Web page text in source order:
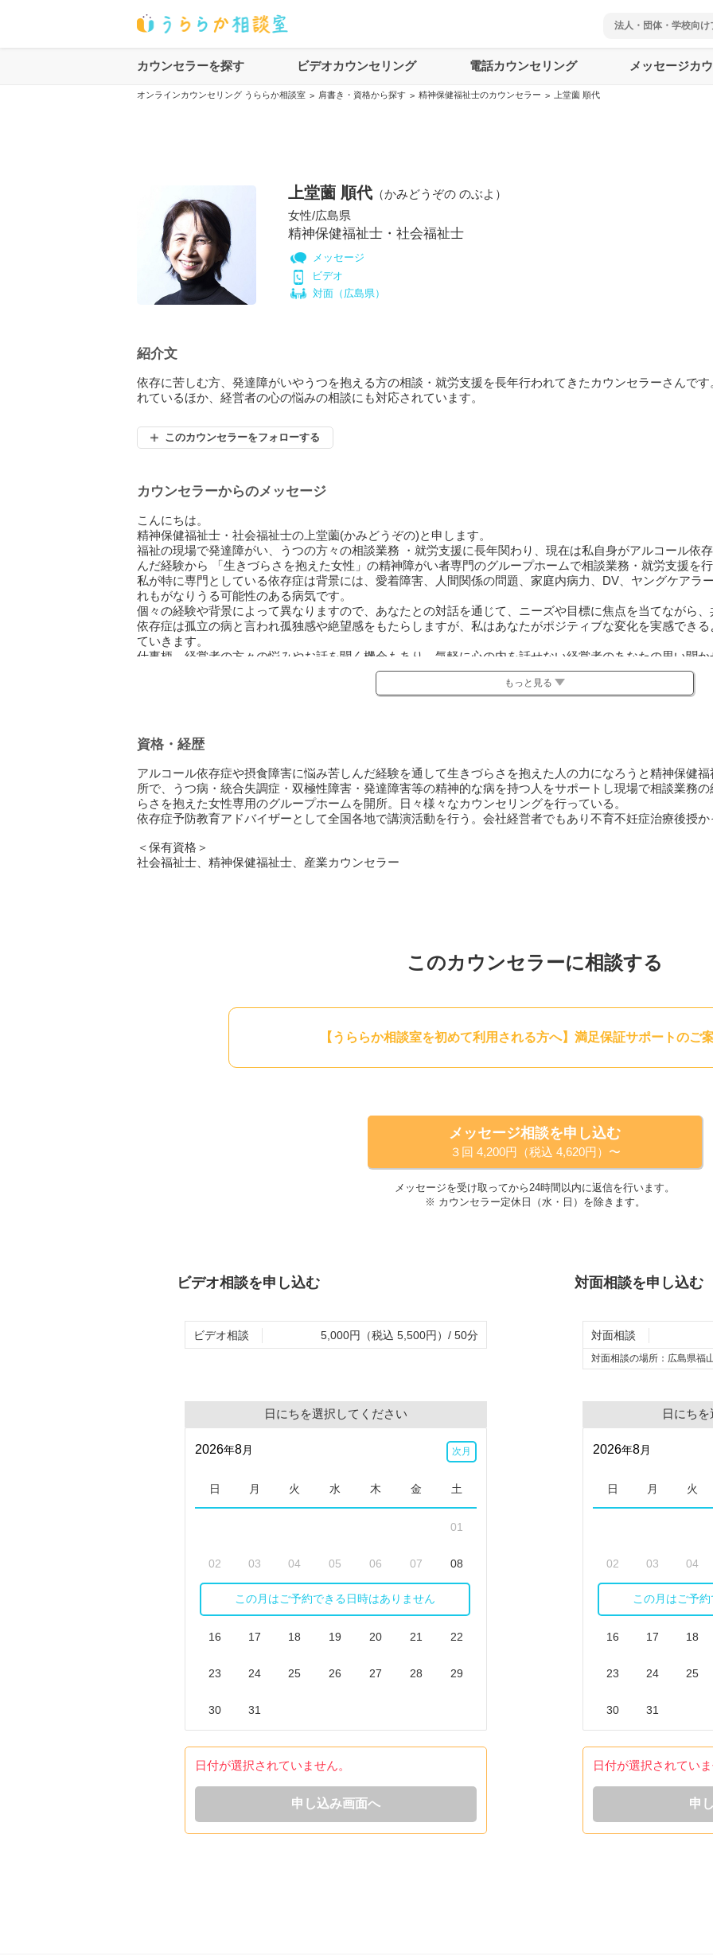
法人・団体・学校向け
カウンセラーを探す ビデオカウンセリング 電話カウンセリング メッセージカ
オンラインカウンセリング うららか相談室 > 肩書き・資格から探す > 精神保健福祉士のカウンセラー > 上堂薗 順代
上堂薗 順代 （かみどうぞの のぶよ ）
女性/広島県
精神保健福祉士・社会福祉士
メッセージ
ビデオ
対面（ 広島県）
紹介文
依存に苦しむ方、発達障がいやうつを抱える方の相談・就労支援を長年行われてきたカウンセラーさんで
れているほか、経営者の心の悩みの相談にも対応されています。
このカウンセラーをフォローする
カウンセラーからのメッセージ
こんにちは。
精神保健福祉士・社会福祉士の上堂薗(かみどうぞの)と申します。
福祉の現場で発達障がい、うつの方々の相談業務 ・就労支援に長年関わり、現在は私自身がアルコール依
んだ経験から 「生きづらさを抱えた女性」の精神障がい者専門のグループホームで相談業務・就労支援を行
私が特に専門としている依存症は背景には、愛着障害、人間関係の問題、家庭内病力、DV、ヤングケアラ
れもがなりうる可能性のある病気です。
個々の経験や背景によって異なりますので、あなたとの対話を通じて、ニーズや目標に焦点を当てながら、
依存症は孤立の病と言われ孤独感や絶望感をもたらしますが、私はあなたがポジティブな変化を実感でき
ていきます。
仕事柄、経営者の方々の悩みやお話を聞く機会もあり、気軽に心の内を話せない経営者のあなたの思い聞か
子育て中の方やご家族の介護をされている方、遠慮なさらず、話しやすい場所、タイミングでお話しくだ
※ビデオ相談でお顔を見られたくない場合、カメラをオフにして相談を行うことも可能です。
もっと見る
資格・経歴
アルコール依存症や摂食障害に悩み苦しんだ経験を通して生きづらさを抱えた人の力になろうと精神保健
所で、うつ病・統合失調症・双極性障害・発達障害等の精神的な病を持つ人をサポートし現場で相談業務
らさを抱えた女性専用のグループホームを開所。日々様々なカウンセリングを行っている。
依存症予防教育アドバイザーとして全国各地で講演活動を行う。会社経営者でもあり不育不妊症治療後授か
＜保有資格＞
社会福祉士、精神保健福祉士、産業カウンセラー
このカウンセラーに相談する
【うららか相談室を初めて利用される方へ】満足保証サポートのご
メッセージ相談を申し込む
３回 4,200円（税込 4,620円）〜
メッセージを受け取ってから24時間以内に返信を行います。
※ カウンセラー定休日（水・日 ）を除きます。
ビデオ相談を申し込む
ビデオ相談 5,000円（税込 5,500円）/ 50分
日にちを選択してください
2026年8月 次月
日 月 火 水 木 金 土
01
02 03 04 05 06 07 08
10 11 12 13 14
16 17 18 19 20 21 22
23 24 25 26 27 28 29
30 31
この月はご予約できる日時はありません
日付が選択されていません。
申し込み画面へ
対面相談を申し込む
対面相談
対面相談の場所： 広島県福
日にち
2026年8月
日 月 火
02 03 04
10 11
16 17 18
23 24 25
30 31
この月はご予
日付が選択されていま
申